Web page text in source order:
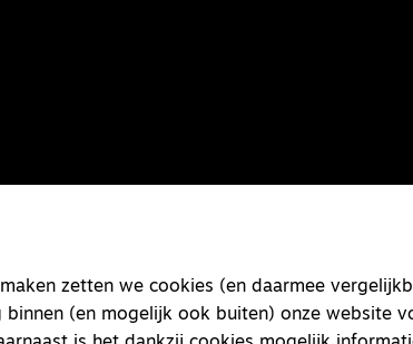
zetten we cookies (en daarmee
(en mogelijk ook buiten) onze website